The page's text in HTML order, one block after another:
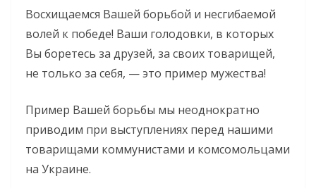
Восхищаемся Вашей борьбой и несгибаемой
волей к победе! Ваши голодовки, в которых
Вы боретесь за друзей, за своих товарищей,
не только за себя, — это пример мужества!
Пример Вашей борьбы мы неоднократно
приводим при выступлениях перед нашими
товарищами коммунистами и комсомольцами
на Украине.